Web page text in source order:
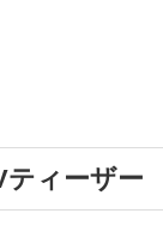
ティーザー